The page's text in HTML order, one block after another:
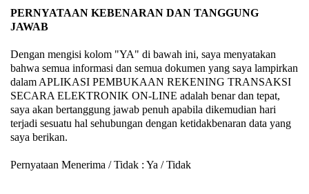
PERNYATAAN KEBENARAN DAN TANGGUNG
JAWAB
Dengan mengisi kolom "YA" di bawah ini, saya menyatakan
bahwa semua informasi dan semua dokumen yang saya lampirkan
dalam APLIKASI PEMBUKAAN REKENING TRANSAKSI
SECARA ELEKTRONIK ON-LINE adalah benar dan tepat,
saya akan bertanggung jawab penuh apabila dikemudian hari
terjadi sesuatu hal sehubungan dengan ketidakbenaran data yang
saya berikan.
Pernyataan Menerima / Tidak : Ya / Tidak